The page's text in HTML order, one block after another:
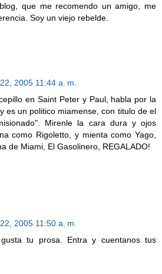
que me recomendo un amigo, me
Soy un viejo rebelde.
2005 11:44 a. m.
en Saint Peter y Paul, habla por la
es un politico miamense, con titulo de el
Mirenle la cara dura y ojos
como Rigoletto, y mienta como Yago,
de Miami, El Gasolinero, REGALADO!
2005 11:50 a. m.
tu prosa. Entra y cuentanos tus